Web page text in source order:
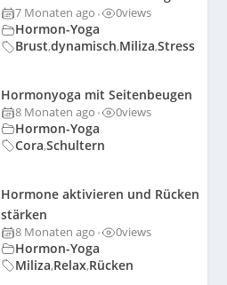
7 Monaten ago • 0views
Hormon-Yoga
Brust,dynamisch,Miliza,Stress
Hormonyoga mit Seitenbeugen
8 Monaten ago • 0views
Hormon-Yoga
Cora,Schultern
Hormone aktivieren und Rücken
stärken
8 Monaten ago • 0views
Hormon-Yoga
Miliza,Relax,Rücken